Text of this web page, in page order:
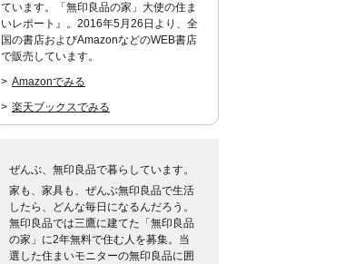
ています。「無印良品の家」大使の住ま
いレポート』。2016年5月26日より、全
国の書店およびAmazonなどのWEB書店
で販売しています。
Amazonでみる
楽天ブックスでみる
ぜんぶ、無印良品で暮らしています。
家も、家具も、ぜんぶ無印良品で生活
したら、どんな毎日になるんだろう。
無印良品では三鷹に建てた「無印良品
の家」に2年無料で住む人を募集。当
選した住まいモニターの無印良品に囲